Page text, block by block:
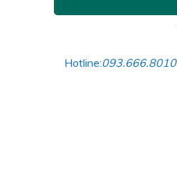
Hotline:093.666.8010